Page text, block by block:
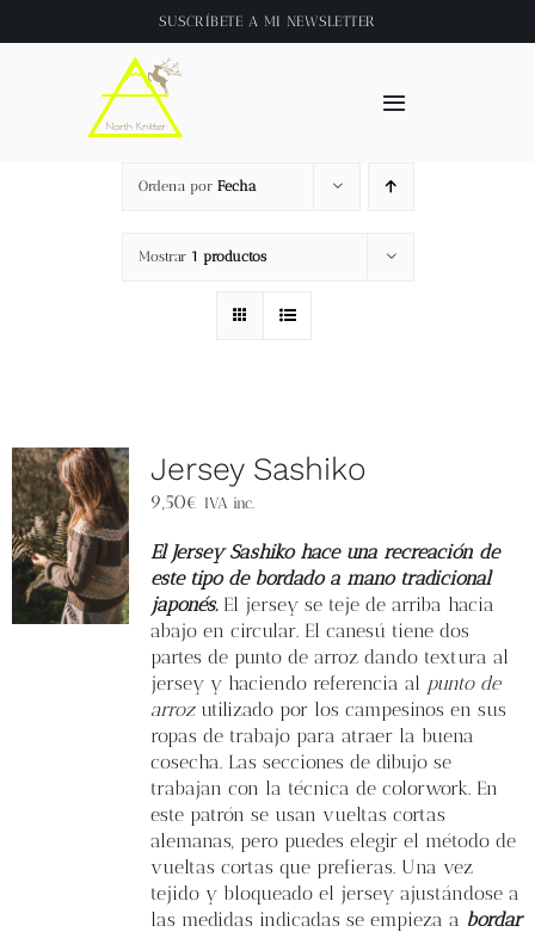
al
SUSCRÍBETE A MI NEWSLETTER
Toggle
About
Tienda
Videos
Blog
Contacto
Newsletter
Carrito
Ordena por Fecha
Mostrar 1 productos
Jersey Sashiko
9,50€ IVA inc.
El Jersey Sashiko hace una recreación de
este tipo de bordado a mano tradicional
japonés.El jersey se teje de arriba hacia
abajo en circular. El canesú tiene dos
partes de punto de arroz dando textura al
jersey y haciendo referencia al punto de
arrozutilizado por los campesinos en sus
ropas de trabajo para atraer la buena
cosecha. Las secciones de dibujo se
trabajan con la técnica de colorwork. En
este patrón se usan vueltas cortas
alemanas, pero puedes elegir el método de
vueltas cortas que prefieras. Una vez
tejido y bloqueado el jersey ajustándose a
las medidas indicadas se empieza a bordar